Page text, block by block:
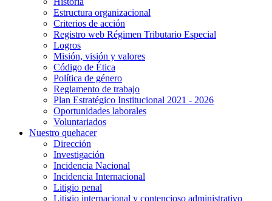
Estructura organizacional
Criterios de acción
Registro web Régimen Tributario Especial
Logros
Misión, visión y valores
Código de Ética
Política de género
Reglamento de trabajo
Plan Estratégico Institucional 2021 - 2026
Oportunidades laborales
Voluntariados
Nuestro quehacer
Dirección
Investigación
Incidencia Nacional
Incidencia Internacional
Litigio penal
Litigio internacional y contencioso administrativo